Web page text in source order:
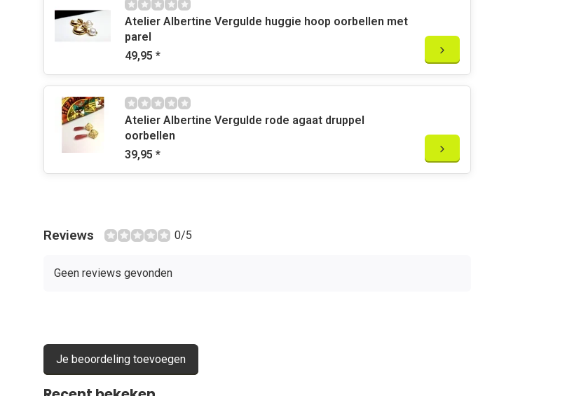
doosje of zakje in een niet-vochtige ruimte.
Ook is het verstandig even te wachten met je sieraden om te doen als je parfum ,
bodylotion of haarlak opgedaan hebt. Want ook daar houden deze sieraden niet van.
Als je hiermee rekening houdt, zul je van deze prachtige zwarte spinel
beslist veel plezier hebben !
Atelier Albertine Vergulde huggie hoop oorbellen met
parel
49,95 *
Atelier Albertine Vergulde rode agaat druppel
oorbellen
39,95 *
Reviews 0/5
Geen reviews gevonden
Je beoordeling toevoegen